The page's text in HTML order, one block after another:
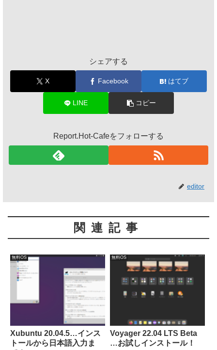
シェアする
X Facebook はてブ
LINE コピー
Report.Hot-Cafeをフォローする
editor
関連記事
無料OS
Xubuntu 20.04.5…インス
トールから日本語入力ま
無料OS
Voyager 22.04 LTS Beta
…お試しインストール！